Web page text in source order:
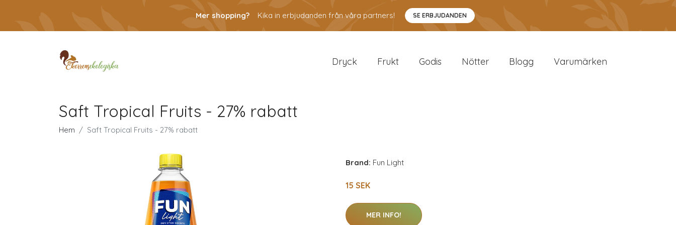
Mer shopping? Kika in erbjudanden från våra partners! SE ERBJUDANDEN
Dryck Frukt Godis Nötter Blogg Varumärken
Saft Tropical Fruits - 27% rabatt
Hem Saft Tropical Fruits - 27% rabatt
Brand: Fun Light
15 SEK
MER INFO!